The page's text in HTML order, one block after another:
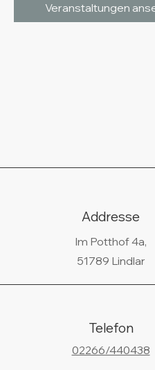
Veranstaltungen
Addresse
Im Potthof 4a,
51789 Lindlar
Telefon
02266/440438